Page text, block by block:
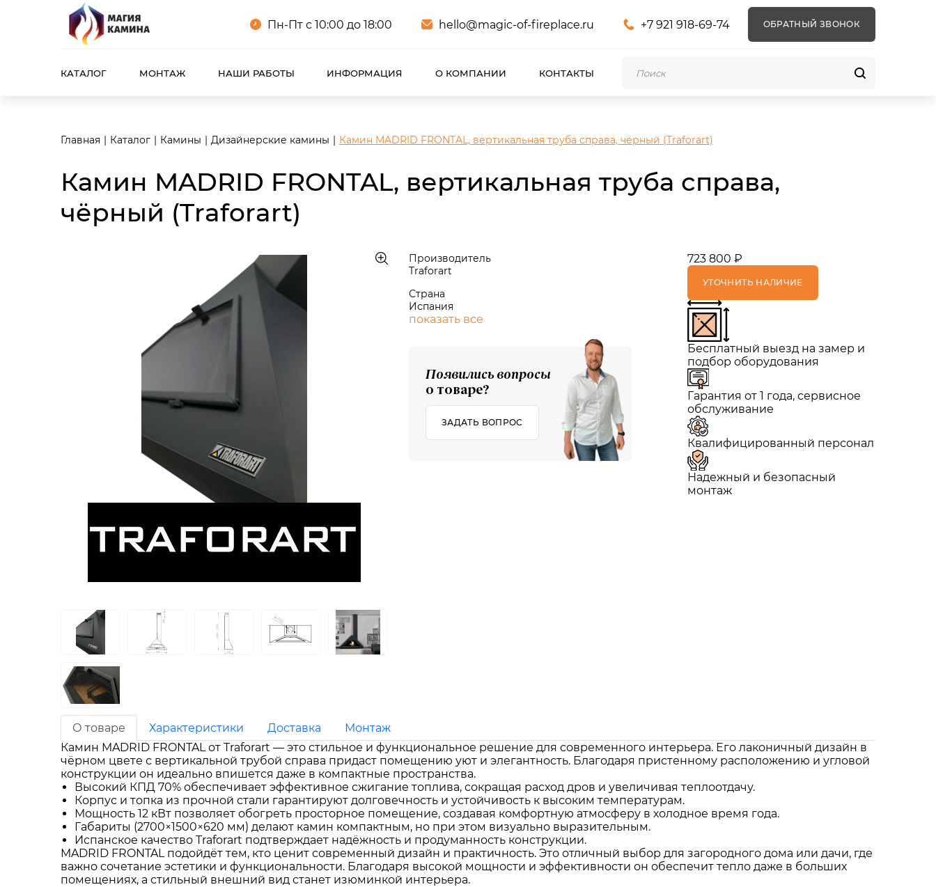
<meta name="robots" content="noindex, follow"/>
Пн-Пт с 10:00 до 18:00
hello@magic-of-fireplace.ru +7 921 918-69-74 ОБРАТНЫЙ ЗВОНОК
КАТАЛОГ МОНТАЖ НАШИ РАБОТЫ ИНФОРМАЦИЯ О КОМПАНИИ КОНТАКТЫ
Главная Каталог Камины Дизайнерские камины Камин MADRID FRONTAL, вертикальная труба справа, чёрный (Traforart)
Камин MADRID FRONTAL, вертикальная труба справа,
чёрный (Traforart)
Производитель
Traforart
Страна
Испания
показать все
Появились вопросы
о товаре?
ЗАДАТЬ ВОПРОС
723 800 ₽
УТОЧНИТЬ НАЛИЧИЕ
Бесплатный выезд на замер и
подбор оборудования
Гарантия от 1 года, сервисное
обслуживание
Квалифицированный персонал
Надежный и безопасный
монтаж
О товаре Характеристики Доставка
Монтаж
Камин MADRID FRONTAL от Traforart — это стильное и функциональное решение для современного интерьера. Его лаконичный дизайн в
чёрном цвете с вертикальной трубой справа придаст помещению уют и элегантность. Благодаря пристенному расположению и угловой
конструкции он идеально впишется даже в компактные пространства.
Высокий КПД 70% обеспечивает эффективное сжигание топлива, сокращая расход дров и увеличивая теплоотдачу.
Корпус и топка из прочной стали гарантируют долговечность и устойчивость к высоким температурам.
Мощность 12 кВт позволяет обогреть просторное помещение, создавая комфортную атмосферу в холодное время года.
Габариты (2700×1500×620 мм) делают камин компактным, но при этом визуально выразительным.
Испанское качество Traforart подтверждает надёжность и продуманность конструкции.
MADRID FRONTAL подойдёт тем, кто ценит современный дизайн и практичность. Это отличный выбор для загородного дома или дачи, где
важно сочетание эстетики и функциональности. Благодаря высокой мощности и эффективности он обеспечит тепло даже в больших
помещениях, а стильный внешний вид станет изюминкой интерьера.